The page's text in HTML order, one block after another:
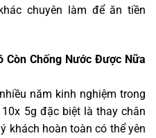
chuyên làm để ăn tiền
Còn Chống Nước Được Nữa
năm kinh nghiệm trong
5g đặc biệt là thay chân
khách hoàn toàn có thể yên